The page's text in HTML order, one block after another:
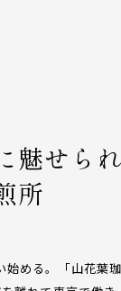
魅せら
所
める。「山花葉